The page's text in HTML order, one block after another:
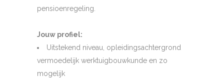
pensioenregeling.
Jouw profiel:
Uitstekend niveau, opleidingsachtergrond
vermoedelijk werktuigbouwkunde en zo
mogelijk